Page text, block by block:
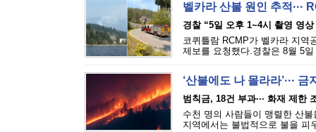
벨카라 산불 원인 추적···
경찰 “5일 오후 1~4시 촬영 영상
코퀴틀람 RCMP가 벨카라 지역
제보를 요청했다.경찰은 8월 5
‘산불에도 나 몰라라’···
범칙금, 18건 부과··· 화재 제한
수천 명의 사람들이 맹렬한 산
지역에서는 불법적으로 불을 피